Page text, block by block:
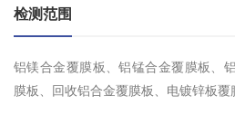
检测范围
铝镁合金覆膜板、铝锰合金覆膜板、
膜板、回收铝合金覆膜板、电镀锌板覆